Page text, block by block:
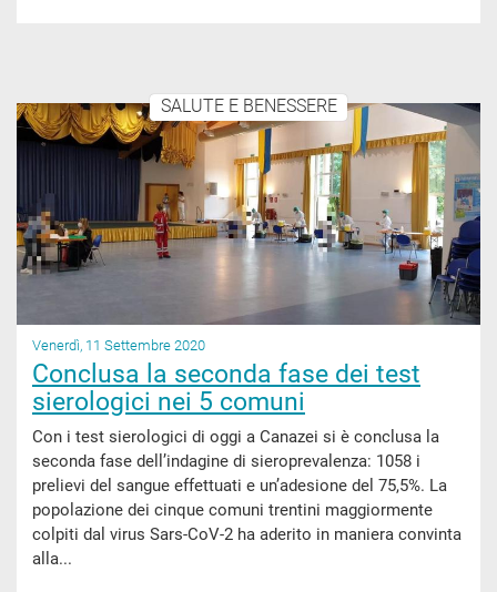
SALUTE E BENESSERE
Venerdì, 11 Settembre 2020
Conclusa la seconda fase dei test
sierologici nei 5 comuni
Con i test sierologici di oggi a Canazei si è conclusa la
seconda fase dell’indagine di sieroprevalenza: 1058 i
prelievi del sangue effettuati e un’adesione del 75,5%. La
popolazione dei cinque comuni trentini maggiormente
colpiti dal virus Sars-CoV-2 ha aderito in maniera convinta
alla...